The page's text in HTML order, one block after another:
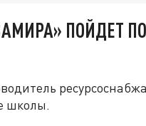
ПОЙДЕТ
школы.